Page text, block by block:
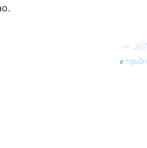
— JG7
nguồn